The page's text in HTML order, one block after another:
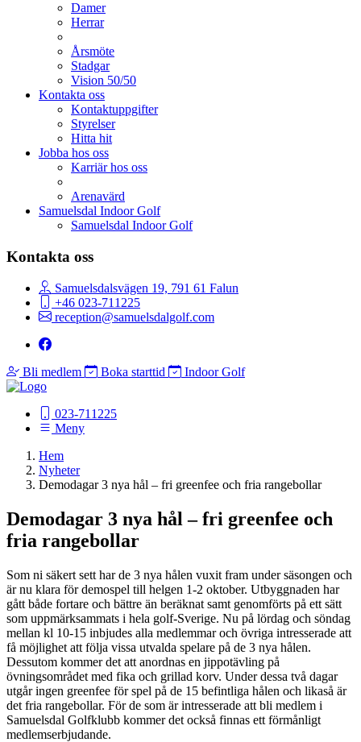
Damer
Herrar
Årsmöte
Stadgar
Vision 50/50
Kontakta oss
Kontaktuppgifter
Styrelser
Hitta hit
Jobba hos oss
Karriär hos oss
Arenavärd
Samuelsdal Indoor Golf
Samuelsdal Indoor Golf
Kontakta oss
Samuelsdalsvägen 19, 791 61 Falun
+46 023-711225
reception@samuelsdalgolf.com
Bli medlem Boka starttid Indoor Golf
023-711225
Meny
Hem
Nyheter
Demodagar 3 nya hål – fri greenfee och fria rangebollar
Demodagar 3 nya hål – fri greenfee och
fria rangebollar
Som ni säkert sett har de 3 nya hålen vuxit fram under säsongen och
är nu klara för demospel till helgen 1-2 oktober. Utbyggnaden har
gått både fortare och bättre än beräknat samt genomförts på ett sätt
som uppmärksammats i hela golf-Sverige. Nu på lördag och söndag
mellan kl 10-15 inbjudes alla medlemmar och övriga intresserade att
få möjlighet att följa vissa utvalda spelare på de 3 nya hålen.
Dessutom kommer det att anordnas en jippotävling på
övningsområdet med fika och grillad korv. Under dessa två dagar
utgår ingen greenfee för spel på de 15 befintliga hålen och likaså är
det fria rangebollar. För de som är intresserade att bli medlem i
Samuelsdal Golfklubb kommer det också finnas ett förmånligt
medlemserbjudande.